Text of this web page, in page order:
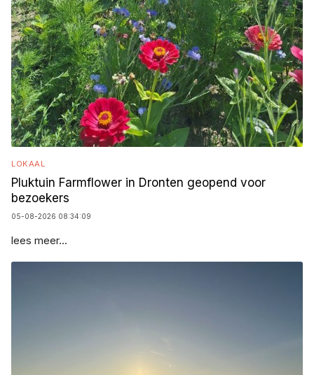
LOKAAL
Pluktuin Farmflower in Dronten geopend voor
bezoekers
05-08-2026 08:34:09
lees meer...